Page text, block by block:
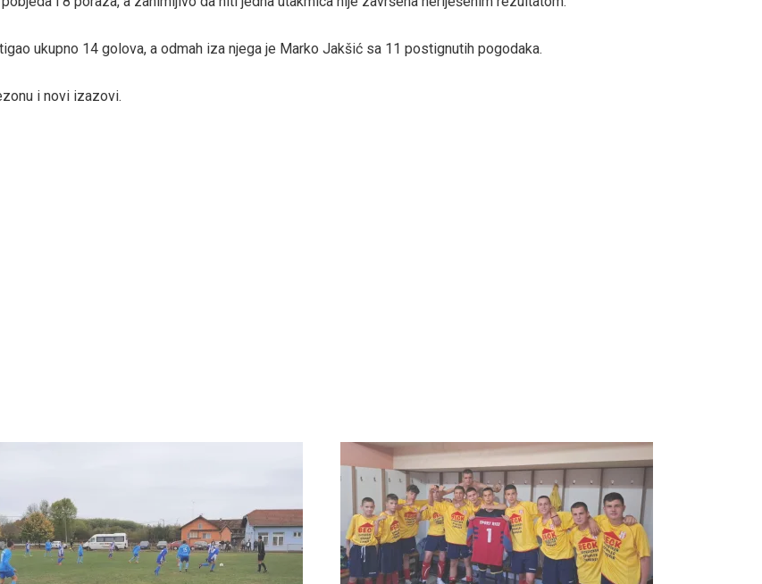
ukupno 14 golova, a odmah iza njega je Marko Jakšić sa 11 postignutih pogodaka.
i novi izazovi.